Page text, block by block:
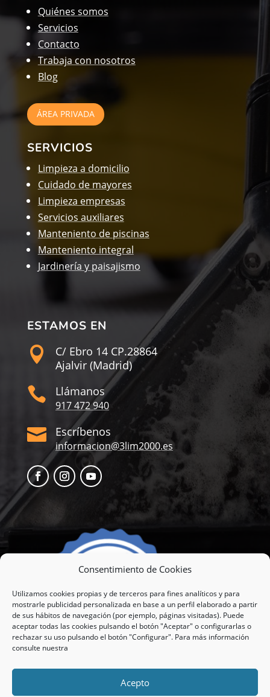
Consentimiento de Cookies
Utilizamos cookies propias y de terceros para fines analíticos y para
mostrarle publicidad personalizada en base a un perfil elaborado a partir
de sus hábitos de navegación (por ejemplo, páginas visitadas). Puede
aceptar todas las cookies pulsando el botón "Aceptar" o configurarlas o
rechazar su uso pulsando el botón "Configurar". Para más información
consulte nuestra
Acepto
Quiénes somos
Servicios
Contacto
Trabaja con nosotros
Blog
ÁREA PRIVADA
SERVICIOS
Limpieza a domicilio
Cuidado de mayores
Limpieza empresas
Servicios auxiliares
Manteniento de piscinas
Manteniento integral
Jardinería y paisajismo
ESTAMOS EN

C/ Ebro 14 CP.28864
Ajalvir (Madrid)
 Llámanos
917 472 940
 Escríbenos
informacion@3lim2000.es